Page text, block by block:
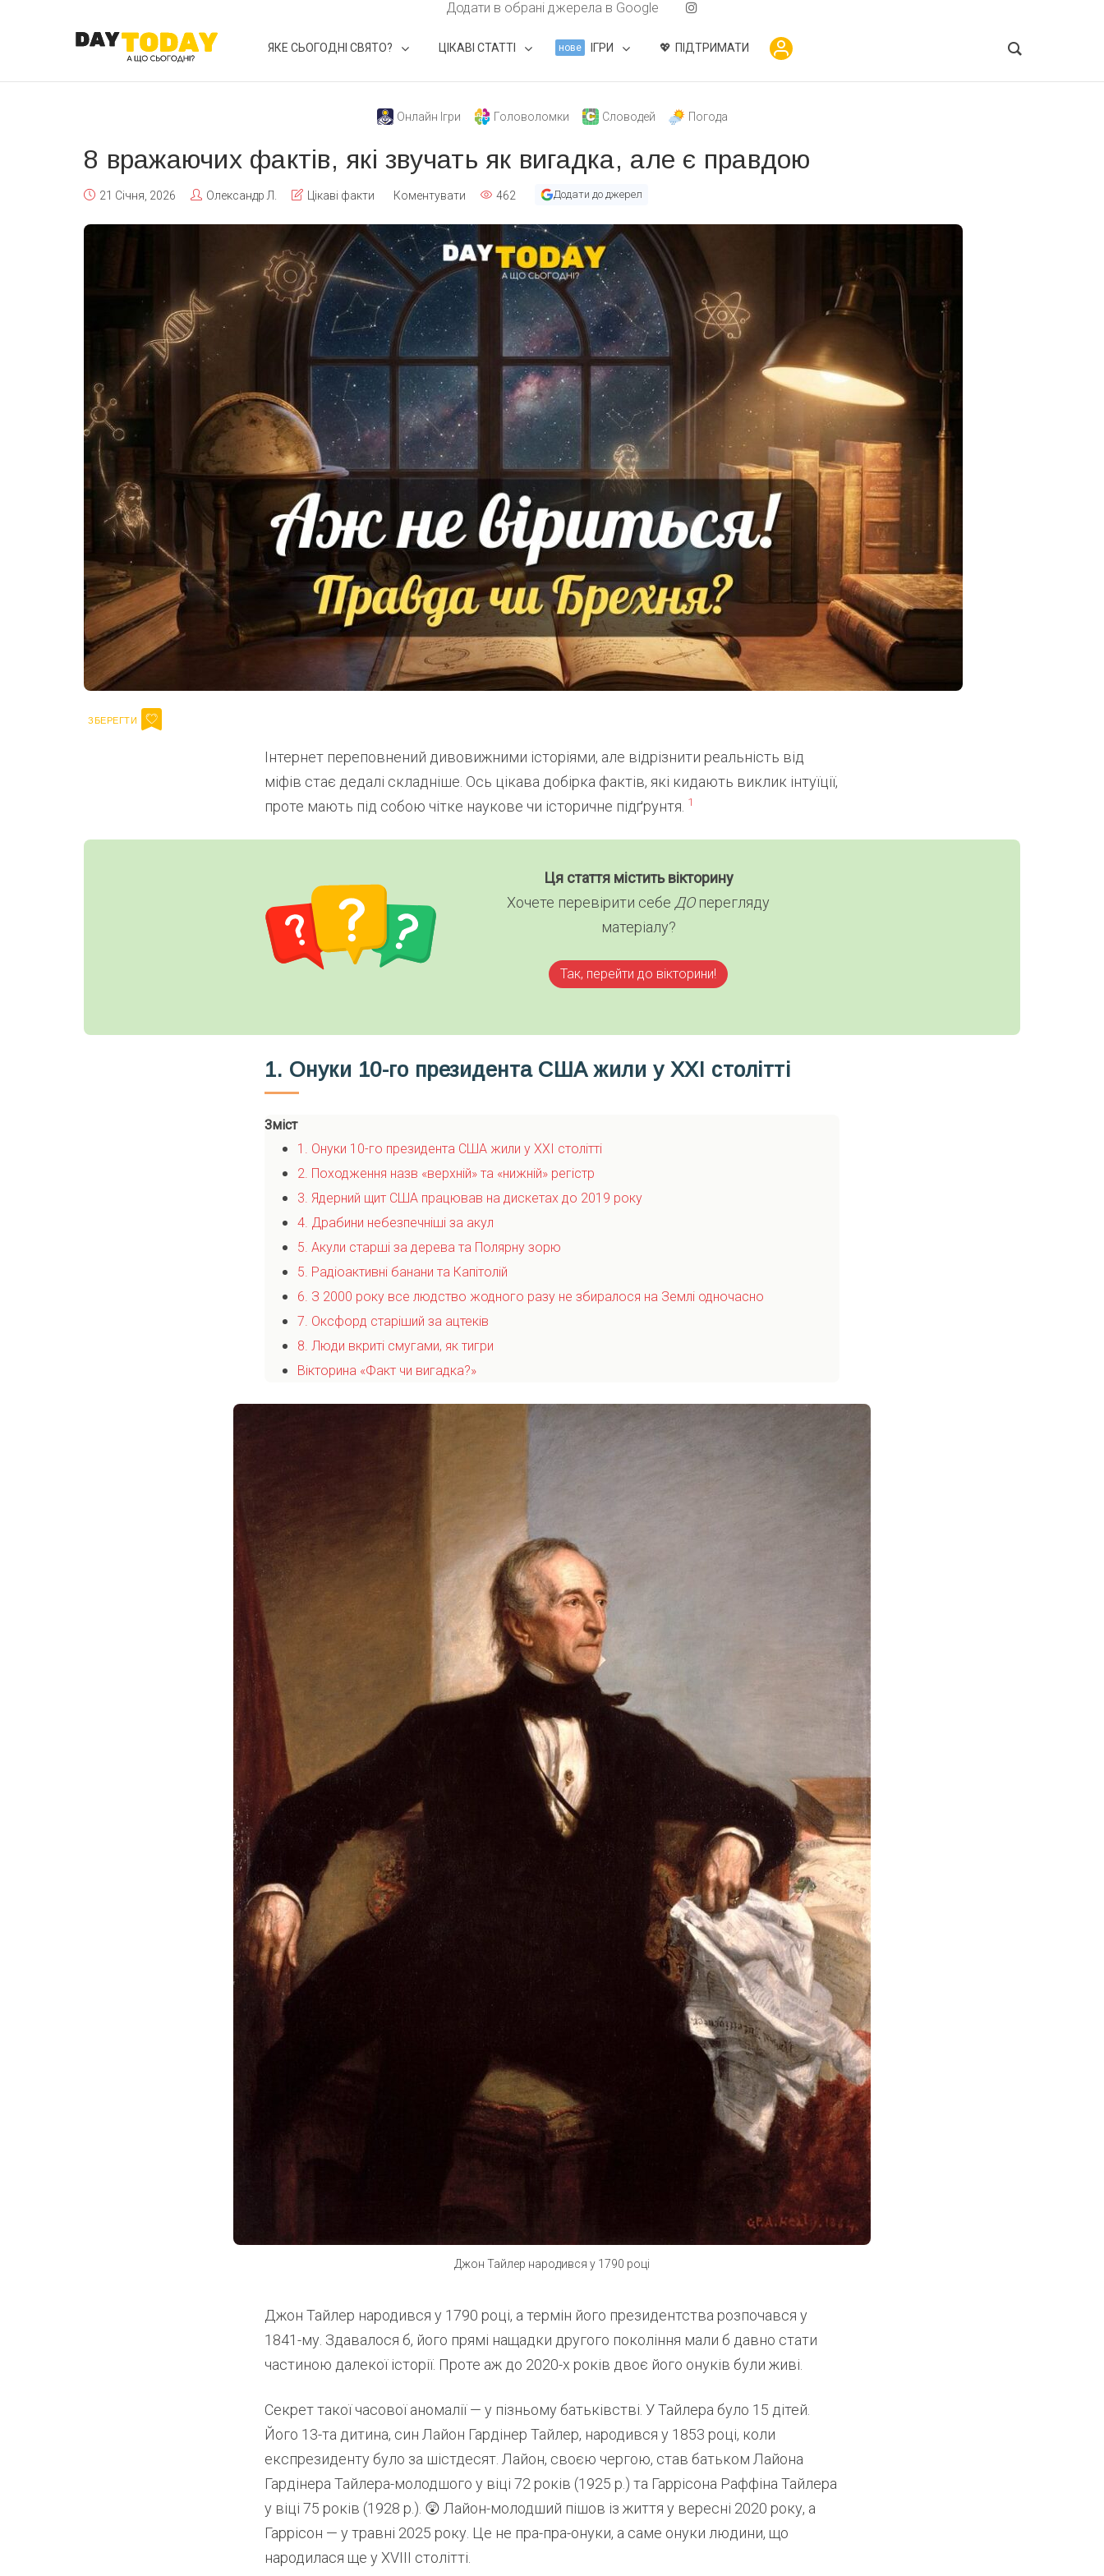
Додати в обрані джерела в Google
ЯКЕ СЬОГОДНІ СВЯТО? ЦІКАВІ СТАТТІ нове ІГРИ ПІДТРИМАТИ
Онлайн Ігри Головоломки Словодей Погода
8 вражаючих фактів, які звучать як вигадка, але є правдою
21 Січня, 2026 Олександр Л. Цікаві факти Коментувати 462 Додати до джерел
Інтернет переповнений дивовижними історіями, але відрізнити реальність від
міфів стає дедалі складніше. Ось цікава добірка фактів, які кидають виклик інтуїції,
проте мають під собою чітке наукове чи історичне підґрунтя. 1
Ця стаття містить вікторину
Хочете перевірити себе ДОперегляду
матеріалу?
Так, перейти до вікторини!
1. Онуки 10-го президента США жили у XXI столітті
Зміст
1. Онуки 10-го президента США жили у XXI столітті
2. Походження назв «верхній» та «нижній» регістр
3. Ядерний щит США працював на дискетах до 2019 року
4. Драбини небезпечніші за акул
5. Акули старші за дерева та Полярну зорю
5. Радіоактивні банани та Капітолій
6. З 2000 року все людство жодного разу не збиралося на Землі одночасно
7. Оксфорд старіший за ацтеків
8. Люди вкриті смугами, як тигри
Вікторина «Факт чи вигадка?»
Джон Тайлер народився у 1790 році
Джон Тайлер народився у 1790 році, а термін його президентства розпочався у
1841-му. Здавалося б, його прямі нащадки другого покоління мали б давно стати
частиною далекої історії. Проте аж до 2020-х років двоє його онуків були живі.
Секрет такої часової аномалії — у пізньому батьківстві. У Тайлера було 15 дітей.
Його 13-та дитина, син Лайон Гардінер Тайлер, народився у 1853 році, коли
експрезиденту було за шістдесят. Лайон, своєю чергою, став батьком Лайона
Гардінера Тайлера-молодшого у віці 72 років (1925 р.) та Гаррісона Раффіна Тайлера
у віці 75 років (1928 р.). 😲 Лайон-молодший пішов із життя у вересні 2020 року, а
Гаррісон — у травні 2025 року. Це не пра-пра-онуки, а саме онуки людини, що
народилася ще у XVIII столітті.